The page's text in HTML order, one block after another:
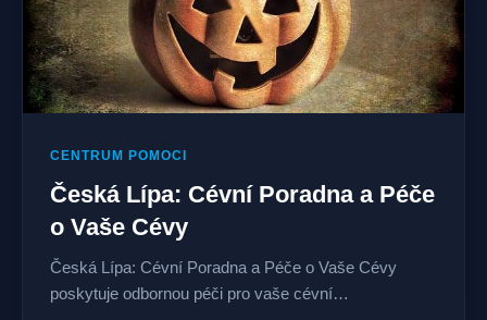
CENTRUM POMOCI
Česká Lípa: Cévní Poradna a Péče
o Vaše Cévy
Česká Lípa: Cévní Poradna a Péče o Vaše Cévy
poskytuje odbornou péči pro vaše cévní…